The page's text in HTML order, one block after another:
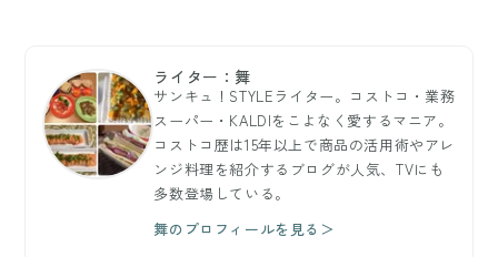
ライター：舞
サンキュ！STYLEライター。コストコ・業務
スーパー・KALDIをこよなく愛するマニア。
コストコ歴は15年以上で商品の活用術やアレ
ンジ料理を紹介するブログが人気、TVにも
多数登場している。
舞のプロフィールを見る＞